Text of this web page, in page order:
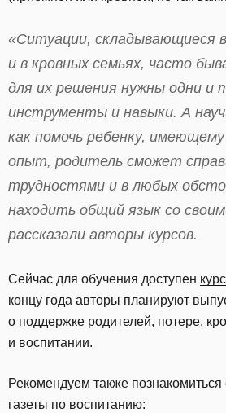
«Ситуации, складывающиеся
и в кровных семьях, часто
для их решения нужны одни и
инструменты и навыки. А
как помочь ребенку,
опыт, родитель сможет
трудностями и в любых
находить общий язык со
рассказали авторы курсов.
Сейчас для обучения доступен
концу года авторы планируют
о поддержке родителей, потере,
и воспитании.
Рекомендуем также
газеты по воспитанию: